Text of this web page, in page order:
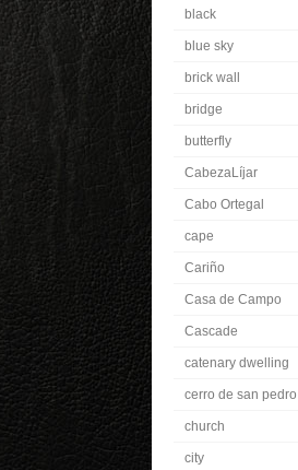
black
blue sky
brick wall
bridge
butterfly
CabezaLíjar
Cabo Ortegal
cape
Cariño
Casa de Campo
Cascade
catenary dwelling
cerro de san pedro
church
city